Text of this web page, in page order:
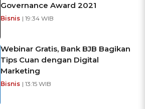
Governance Award 2021
Bisnis | 19:34 WIB
Webinar Gratis, Bank BJB Bagikan
Tips Cuan dengan Digital
Marketing
Bisnis | 13:15 WIB